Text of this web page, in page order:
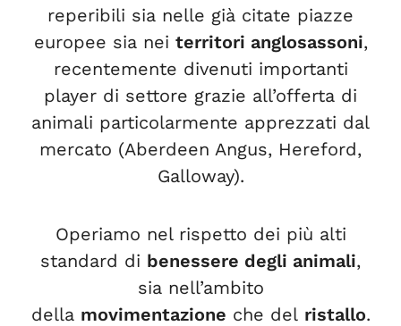
reperibili sia nelle già citate piazze
europee sia nei territori anglosassoni,
recentemente divenuti importanti
player di settore grazie all’offerta di
animali particolarmente apprezzati dal
mercato (Aberdeen Angus, Hereford,
Galloway).
Operiamo nel rispetto dei più alti
standard di benessere degli animali,
sia nell’ambito
della movimentazione che del ristallo.